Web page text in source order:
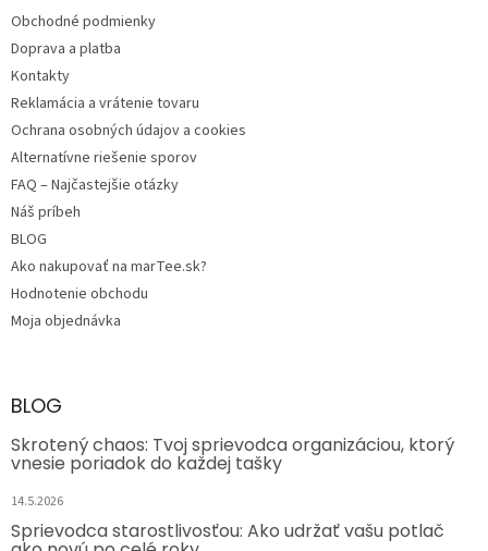
e
Obchodné podmienky
Doprava a platba
Kontakty
Reklamácia a vrátenie tovaru
Ochrana osobných údajov a cookies
Alternatívne riešenie sporov
FAQ – Najčastejšie otázky
Náš príbeh
BLOG
Ako nakupovať na marTee.sk?
Hodnotenie obchodu
Moja objednávka
BLOG
Skrotený chaos: Tvoj sprievodca organizáciou, ktorý
vnesie poriadok do každej tašky
14.5.2026
Sprievodca starostlivosťou: Ako udržať vašu potlač